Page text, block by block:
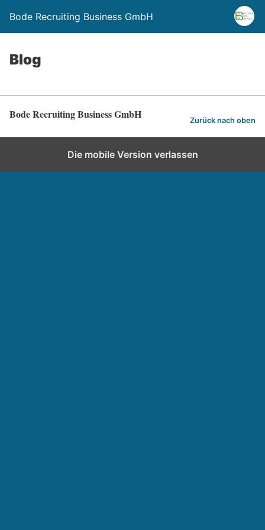
Bode Recruiting Business GmbH
Blog
Bode Recruiting Business GmbH Zurück nach oben
Die mobile Version verlassen